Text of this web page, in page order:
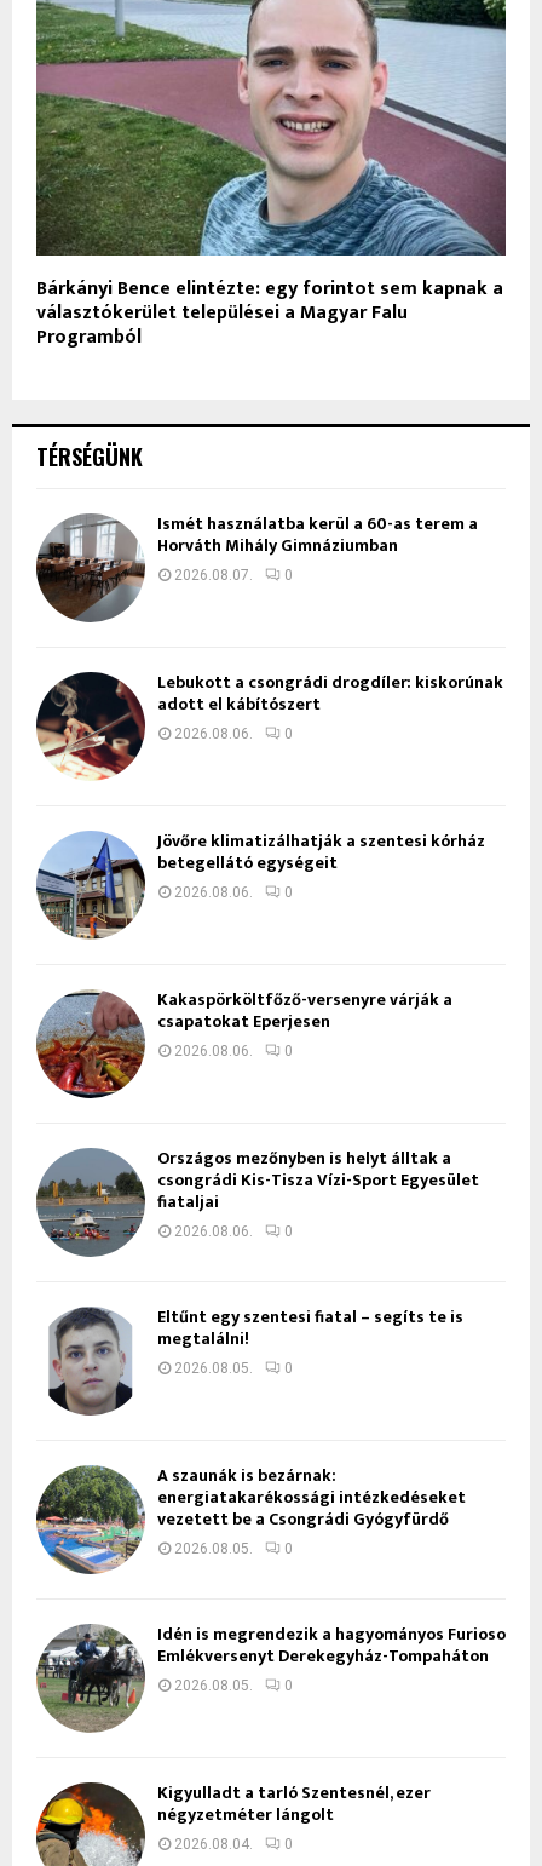
Bárkányi Bence elintézte: egy forintot sem kapnak a
választókerület települései a Magyar Falu
Programból
TÉRSÉGÜNK
Ismét használatba kerül a 60-as terem a
Horváth Mihály Gimnáziumban
2026.08.07. 0
Lebukott a csongrádi drogdíler: kiskorúnak
adott el kábítószert
2026.08.06. 0
Jövőre klimatizálhatják a szentesi kórház
betegellátó egységeit
2026.08.06. 0
Kakaspörköltfőző-versenyre várják a
csapatokat Eperjesen
2026.08.06. 0
Országos mezőnyben is helyt álltak a
csongrádi Kis-Tisza Vízi-Sport Egyesület
fiataljai
2026.08.06. 0
Eltűnt egy szentesi fiatal – segíts te is
megtalálni!
2026.08.05. 0
A szaunák is bezárnak:
energiatakarékossági intézkedéseket
vezetett be a Csongrádi Gyógyfürdő
2026.08.05. 0
Idén is megrendezik a hagyományos Furioso
Emlékversenyt Derekegyház-Tompaháton
2026.08.05. 0
Kigyulladt a tarló Szentesnél, ezer
négyzetméter lángolt
2026.08.04. 0